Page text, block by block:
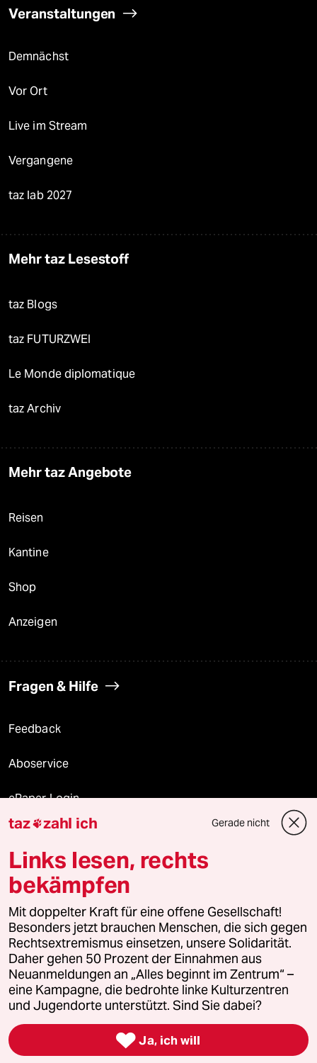
Veranstaltungen
Demnächst
Vor Ort
Live im Stream
Vergangene
taz lab 2027
Mehr taz Lesestoff
taz Blogs
taz FUTURZWEI
Le Monde diplomatique
taz Archiv
Mehr taz Angebote
Reisen
Kantine
Shop
Anzeigen
Fragen & Hilfe
Feedback
Aboservice
ePaper Login
Downloads für Abonnierende
© 2026 taz Verlags und Vertriebs GmbH
Alle Rechte vorbehalten. Bei rechtlichen Fragen oder für Genehmigungen
wenden Sie sich bitte an
lizenzen@taz.de
Feedback Redaktionsstatut Kommune-Richtlinien
Leitlinie Informant Datenschutz Impressum AGB
Seitenwende Einwilligungen widerrufen (Ads)
taz zahl ich Gerade nicht
Links lesen, rechts
bekämpfen
Mit doppelter Kraft für eine offene Gesellschaft!
Besonders jetzt brauchen Menschen, die sich gegen
Rechtsextremismus einsetzen, unsere Solidarität.
Daher gehen 50 Prozent der Einnahmen aus
Neuanmeldungen an „Alles beginnt im Zentrum“ –
eine Kampagne, die bedrohte linke Kulturzentren
und Jugendorte unterstützt. Sind Sie dabei?
 Ja, ich will